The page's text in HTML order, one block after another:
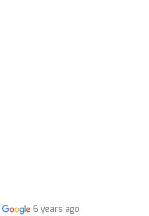
6 years ago